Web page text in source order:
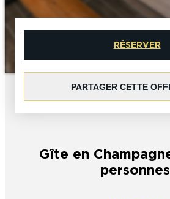
#CHAMPAGNE DAY
L’OFFICE DE
CHAMPAGNE,
DÉCOUVERTES
JE SUIS...
L’OFFICE DE
TOURISME &
LES 47 COMMUNES
D’EPERNAY
ESCAPADES EN
QUE FAIRE À
LE DIMANCHE ?
CHIC IL PLEUT
VOYAGER AVEC SON
RÉSERVER
PARTAGER CETTE
Gîte en